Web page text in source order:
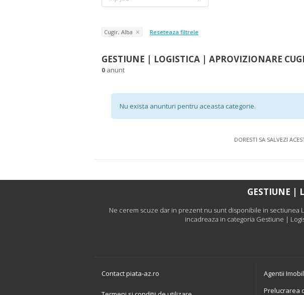
Cugir, Alba Reseteaza filtrele
GESTIUNE | LOGISTICA | APROVIZIONARE
0 anunt
Nu exista anunturi pentru aceasta categorie.
DORESTI SA SALVEZI
GESTIUNE |
Ne cerem scuze dar in prezent nu sunt disponibile in
incadreaza in categoria Gestiune |
Contact piata-az.ro
Agentii
Prelucrarea